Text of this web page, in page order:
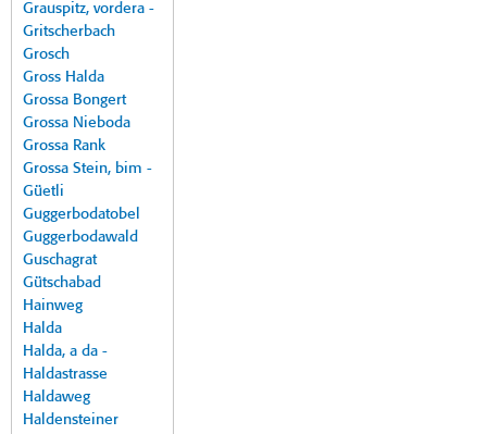
Grauspitz, vordera -
Gritscherbach
Grosch
Gross Halda
Grossa Bongert
Grossa Nieboda
Grossa Rank
Grossa Stein, bim -
Güetli
Guggerbodatobel
Guggerbodawald
Guschagrat
Gütschabad
Hainweg
Halda
Halda, a da -
Haldastrasse
Haldaweg
Haldensteiner